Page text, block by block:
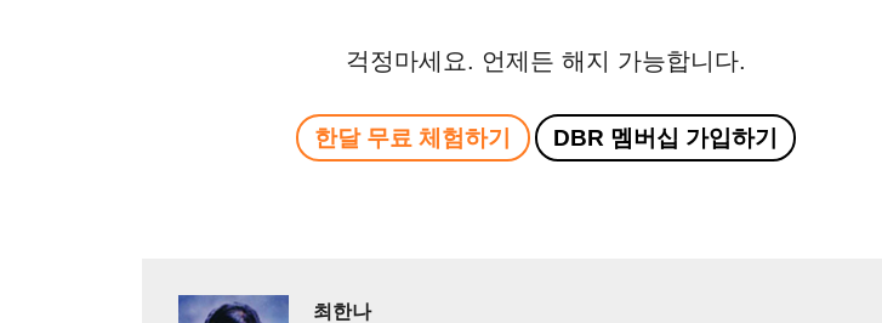
걱정마세요. 언제든 해지 가능합니다.
한달 무료 체험하기 DBR 멤버십 가입하기
최한나